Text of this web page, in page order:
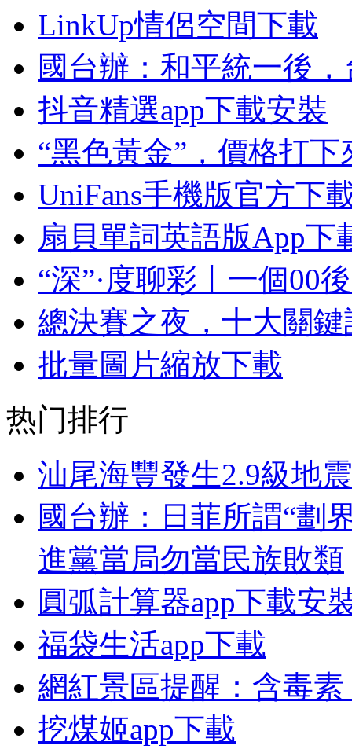
LinkUp情侶空間下載
國台辦：和平統一後
抖音精選app下載安裝
“黑色黃金”，價格打下
UniFans手機版官方下
扇貝單詞英語版App下
“深”·度聊彩丨一個00
總決賽之夜，十大關
批量圖片縮放下載
热门排行
汕尾海豐發生2.9級地
國台辦：日菲所謂“劃
進黨當局勿當民族敗類
圓弧計算器app下載安
福袋生活app下載
網紅景區提醒：含毒
挖煤姬app下載